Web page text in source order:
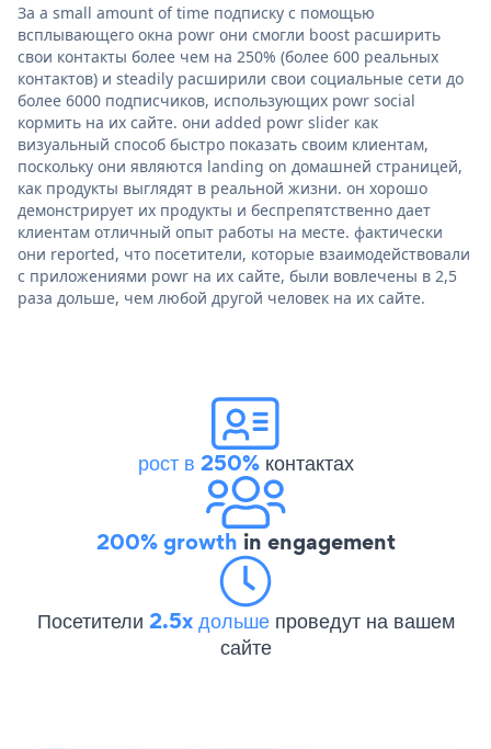
За a small amount of time подписку с помощью
всплывающего окна powr они смогли boost расширить
свои контакты более чем на 250% (более 600 реальных
контактов) и steadily расширили свои социальные сети до
более 6000 подписчиков, использующих powr social
кормить на их сайте. они added powr slider как
визуальный способ быстро показать своим клиентам,
поскольку они являются landing on домашней страницей,
как продукты выглядят в реальной жизни. он хорошо
демонстрирует их продукты и беспрепятственно дает
клиентам отличный опыт работы на месте. фактически
они reported, что посетители, которые взаимодействовали
с приложениями powr на их сайте, были вовлечены в 2,5
раза дольше, чем любой другой человек на их сайте.
рост в 250%контактах
200% growth in engagement
Посетители 2.5x дольше проведут на вашем
сайте